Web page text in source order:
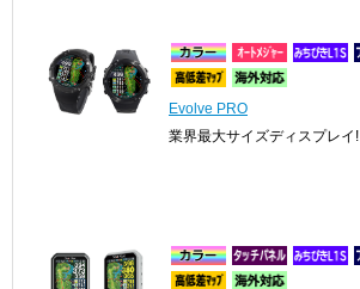
Evolve PRO
業界最大サイズディスプレイ!